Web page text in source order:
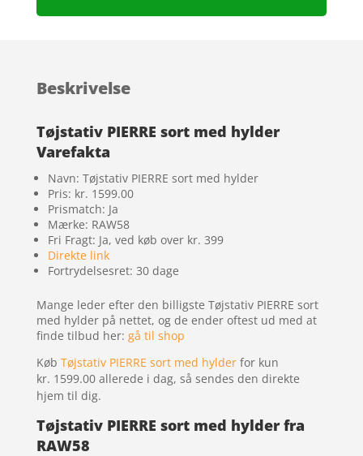
Beskrivelse
Tøjstativ PIERRE sort med hylder
Varefakta
Navn: Tøjstativ PIERRE sort med hylder
Pris: kr. 1599.00
Prismatch: Ja
Mærke: RAW58
Fri Fragt: Ja, ved køb over kr. 399
Direkte link
Fortrydelsesret: 30 dage
Mange leder efter den billigste Tøjstativ PIERRE sort
med hylder på nettet, og de ender oftest ud med at
finde tilbud her: gå til shop
Køb Tøjstativ PIERRE sort med hylderfor kun
kr. 1599.00 allerede i dag, så sendes den direkte
hjem til dig.
Tøjstativ PIERRE sort med hylder fra
RAW58